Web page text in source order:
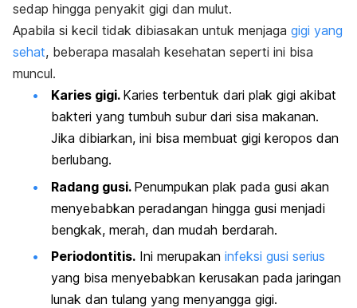
sedap hingga penyakit gigi dan mulut.
Apabila si kecil tidak dibiasakan untuk menjaga gigi yang
sehat, beberapa masalah kesehatan seperti ini bisa
muncul.
Karies gigi. Karies terbentuk dari plak gigi akibat
bakteri yang tumbuh subur dari sisa makanan.
Jika dibiarkan, ini bisa membuat gigi keropos dan
berlubang.
Radang gusi. Penumpukan plak pada gusi akan
menyebabkan peradangan hingga gusi menjadi
bengkak, merah, dan mudah berdarah.
Periodontitis. Ini merupakan infeksi gusi serius
yang bisa menyebabkan kerusakan pada jaringan
lunak dan tulang yang menyangga gigi.